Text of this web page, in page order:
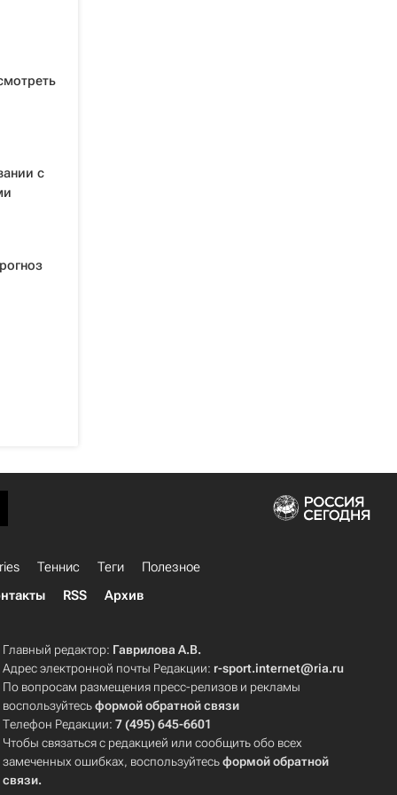
с
Теннис Теги
Полезное
RSS Архив
Главный редактор: Гаврилова А.В.
Адрес электронной почты Редакции: r-sport.internet@ria.ru
По вопросам размещения пресс-релизов и рекламы
воспользуйтесьформой обратной связи
Телефон Редакции:7 (495) 645-6601
Чтобы связаться с редакцией или сообщить обо всех
замеченных ошибках, воспользуйтесьформой обратной
связи.